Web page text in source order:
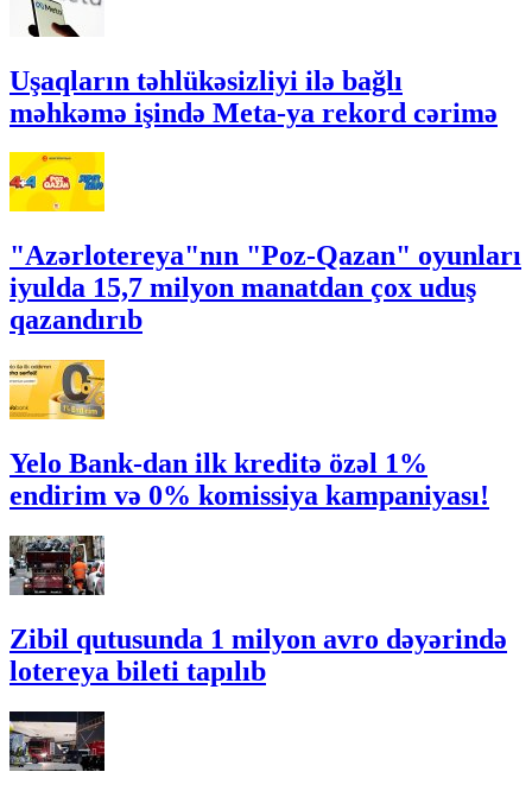
Uşaqların təhlükəsizliyi ilə bağlı
məhkəmə işində Meta-ya rekord cərimə
"Azərlotereya"nın "Poz-Qazan" oyunları
iyulda 15,7 milyon manatdan çox uduş
qazandırıb
Yelo Bank-dan ilk kreditə özəl 1%
endirim və 0% komissiya kampaniyası!
Zibil qutusunda 1 milyon avro dəyərində
lotereya bileti tapılıb